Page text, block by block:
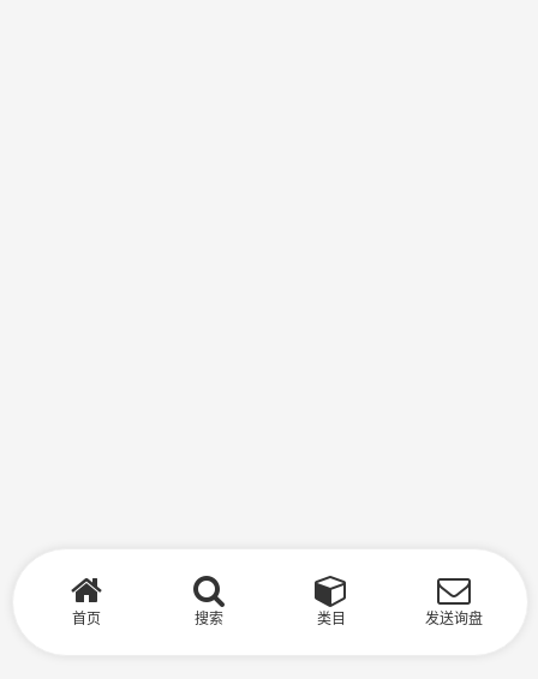
首页 搜索 类目 发送询盘